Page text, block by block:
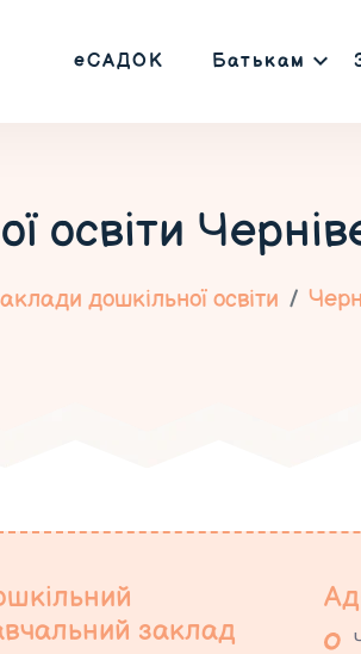
еСАДОК Батькам
освіти
дошкільної освіти
заклад